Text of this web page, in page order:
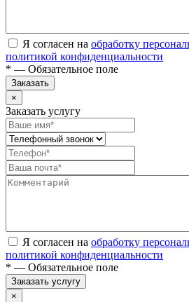
Я согласен на обработку
политикой конфиденциальности
* — Обязательное поле
Заказать
×
Заказать услугу
Я согласен на обработку
политикой конфиденциальности
* — Обязательное поле
Заказать услугу
×